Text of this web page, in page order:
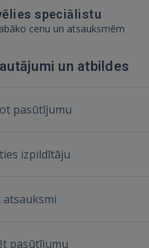
speciālistu
cenu un atsauksmēm
un atbildes
pasūtījumu
izpildītāju
atsauksmi
pasūtījumu